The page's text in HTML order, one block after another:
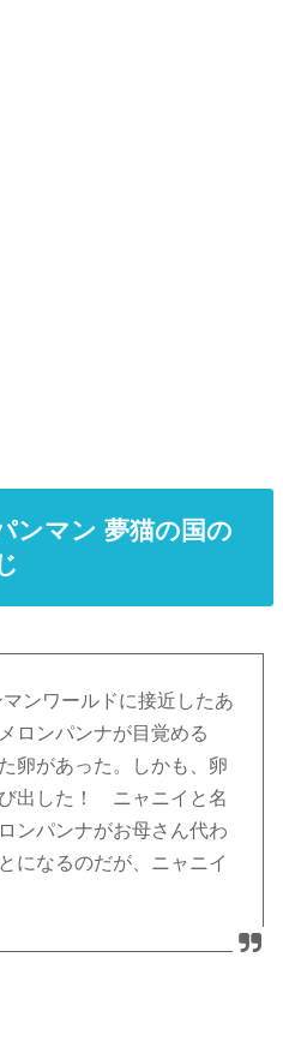
ンマン 夢猫の国の
マンワールドに接近したあ
ロンパンナが目覚める
卵があった。しかも、卵
出した！ ニャニイと名
ンパンナがお母さん代わ
になるのだが、ニャニイ